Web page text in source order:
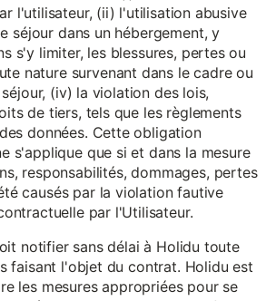
l'utilisateur, (ii) l'utilisation abusive
séjour dans un hébergement, y
s'y limiter, les blessures, pertes ou
nature survenant dans le cadre ou
(iv) la violation des lois,
de tiers, tels que les règlements
données. Cette obligation
s'applique que si et dans la mesure
responsabilités, dommages, pertes
causés par la violation fautive
par l'Utilisateur.
notifier sans délai à Holidu toute
faisant l'objet du contrat. Holidu est
les mesures appropriées pour se